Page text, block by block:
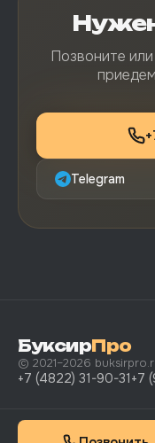
Позвоните
Telegram
БуксирПро
© 2021–2026
+7 (4822) 31-90-31+7